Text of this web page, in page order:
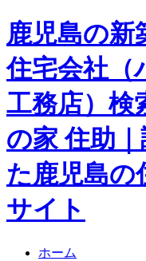
鹿児島の新
住宅会社（
工務店）検
の家 住助
た鹿児島の
サイト
ホーム